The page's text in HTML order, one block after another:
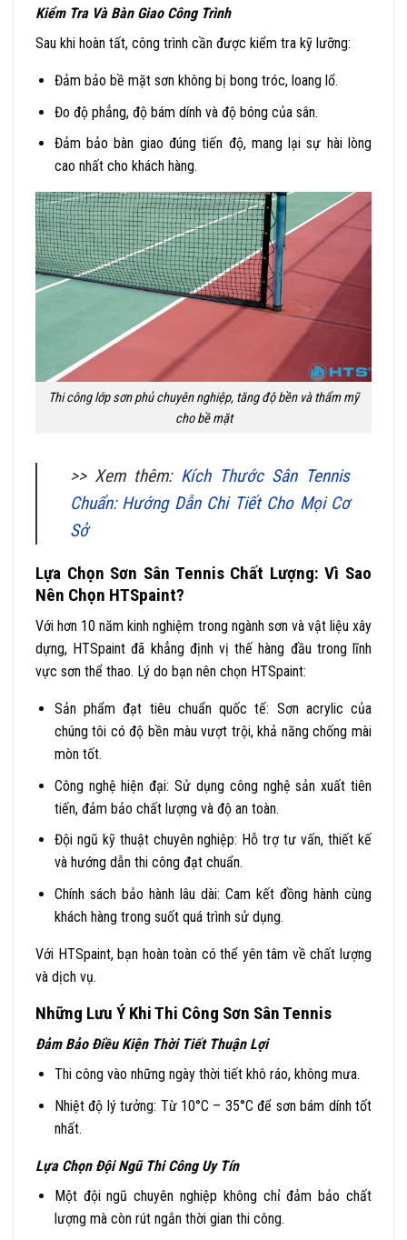
Kiểm Tra Và Bàn Giao Công Trình
Sau khi hoàn tất, công trình cần được kiểm tra kỹ lưỡng:
Đảm bảo bề mặt sơn không bị bong tróc, loang lổ.
Đo độ phẳng, độ bám dính và độ bóng của sân.
Đảm bảo bàn giao đúng tiến độ, mang lại sự hài lòng
cao nhất cho khách hàng.
Thi công lớp sơn phủ chuyên nghiệp, tăng độ bền và thẩm mỹ
cho bề mặt
>> Xem thêm: Kích Thước Sân Tennis
Chuẩn: Hướng Dẫn Chi Tiết Cho Mọi Cơ
Sở
Lựa Chọn Sơn Sân Tennis Chất Lượng: Vì Sao
Nên Chọn HTSpaint?
Với hơn 10 năm kinh nghiệm trong ngành sơn và vật liệu xây
dựng, HTSpaint đã khẳng định vị thế hàng đầu trong lĩnh
vực sơn thể thao. Lý do bạn nên chọn HTSpaint:
Sản phẩm đạt tiêu chuẩn quốc tế: Sơn acrylic của
chúng tôi có độ bền màu vượt trội, khả năng chống mài
mòn tốt.
Công nghệ hiện đại: Sử dụng công nghệ sản xuất tiên
tiến, đảm bảo chất lượng và độ an toàn.
Đội ngũ kỹ thuật chuyên nghiệp: Hỗ trợ tư vấn, thiết kế
và hướng dẫn thi công đạt chuẩn.
Chính sách bảo hành lâu dài: Cam kết đồng hành cùng
khách hàng trong suốt quá trình sử dụng.
Với HTSpaint, bạn hoàn toàn có thể yên tâm về chất lượng
và dịch vụ.
Những Lưu Ý Khi Thi Công Sơn Sân Tennis
Đảm Bảo Điều Kiện Thời Tiết Thuận Lợi
Thi công vào những ngày thời tiết khô ráo, không mưa.
Nhiệt độ lý tưởng: Từ 10°C – 35°C để sơn bám dính tốt
nhất.
Lựa Chọn Đội Ngũ Thi Công Uy Tín
Một đội ngũ chuyên nghiệp không chỉ đảm bảo chất
lượng mà còn rút ngắn thời gian thi công.